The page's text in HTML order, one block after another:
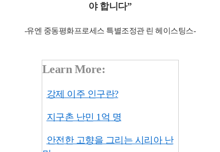
야 합니다”
-유엔 중동평화프로세스 특별조정관 린 헤이스팅스-
Learn More:
강제 이주 인구란?
지구촌 난민 1억 명
안전한 고향을 그리는 시리아 난